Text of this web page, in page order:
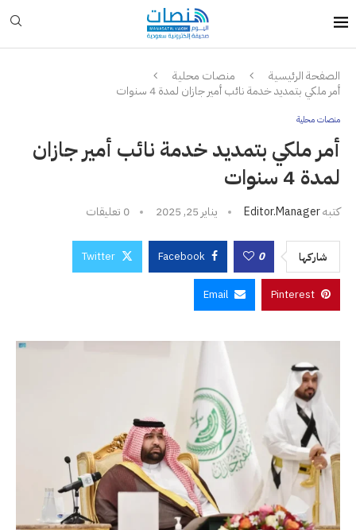
الصفحة الرئيسية
منصات محلية
أمر ملكي بتمديد خدمة نائب أمير جازان لمدة 4 سنوات
منصات محلية
أمر ملكي بتمديد خدمة نائب أمير جازان
لمدة 4 سنوات
كتبهEditor.manager يناير 25, 2025 0 تعليقات
شاركها 0
Facebook
Twitter
Pinterest
Email